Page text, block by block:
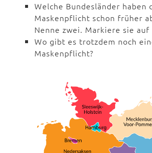
Welche Bundesländer haben
Maskenpflicht schon früher
Nenne zwei. Markiere sie
Wo gibt es trotzdem noch
Maskenpflicht?